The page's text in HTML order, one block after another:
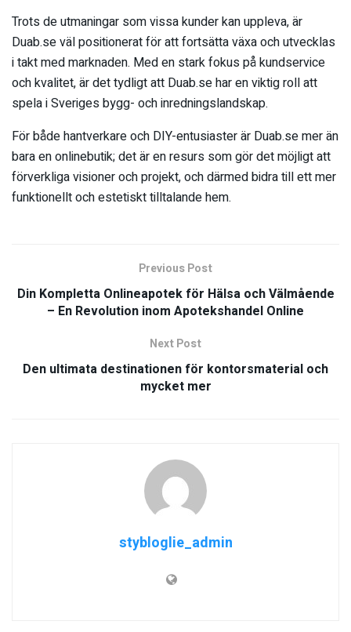
Trots de utmaningar som vissa kunder kan uppleva, är
Duab.se väl positionerat för att fortsätta växa och utvecklas
i takt med marknaden. Med en stark fokus på kundservice
och kvalitet, är det tydligt att Duab.se har en viktig roll att
spela i Sveriges bygg- och inredningslandskap.
För både hantverkare och DIY-entusiaster är Duab.se mer än
bara en onlinebutik; det är en resurs som gör det möjligt att
förverkliga visioner och projekt, och därmed bidra till ett mer
funktionellt och estetiskt tilltalande hem.
Previous Post
Din Kompletta Onlineapotek för Hälsa och Välmående
– En Revolution inom Apotekshandel Online
Next Post
Den ultimata destinationen för kontorsmaterial och
mycket mer
stybloglie_admin